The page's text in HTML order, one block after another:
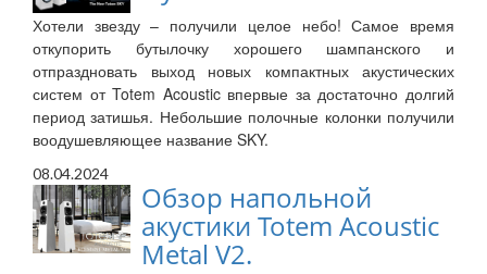
Хотели звезду – получили целое небо! Самое время
откупорить бутылочку хорошего шампанского и
отпраздновать выход новых компактных акустических
систем от Totem Acoustic впервые за достаточно долгий
период затишья. Небольшие полочные колонки получили
воодушевляющее название SKY.
08.04.2024
Обзор напольной
акустики Totem Acoustic
Metal V2.